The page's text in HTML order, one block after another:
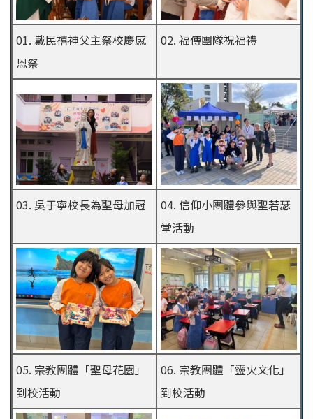
01. 戴民禧神父主祭校慶感
恩祭
02. 福傳團隊祝福禮
03. 吳于寧校長為聖母加冠
04. 信仰小團體參與聖若瑟
堂活動
05. 宗教團體「聖母花園」
到校活動
06. 宗教團體「靈火文化」
到校活動